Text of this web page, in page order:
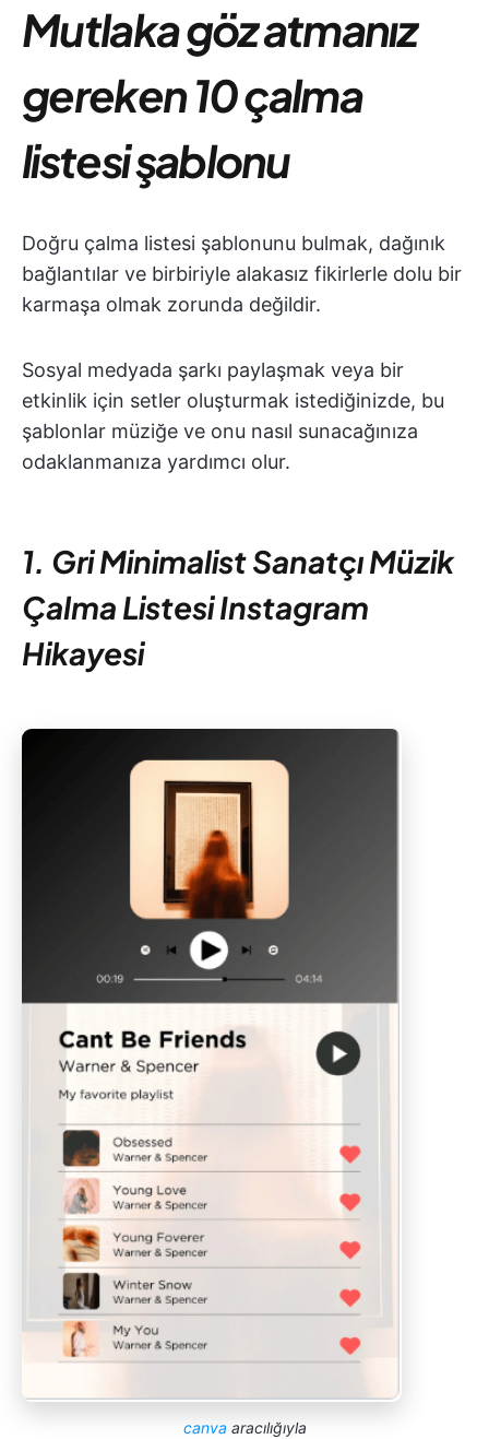
Mutlaka göz atmanız
gereken 10 çalma
listesi şablonu
Doğru çalma listesi şablonunu bulmak, dağınık
bağlantılar ve birbiriyle alakasız fikirlerle dolu bir
karmaşa olmak zorunda değildir.
Sosyal medyada şarkı paylaşmak veya bir
etkinlik için setler oluşturmak istediğinizde, bu
şablonlar müziğe ve onu nasıl sunacağınıza
odaklanmanıza yardımcı olur.
1. Gri Minimalist Sanatçı Müzik
Çalma Listesi Instagram
Hikayesi
canva aracılığıyla